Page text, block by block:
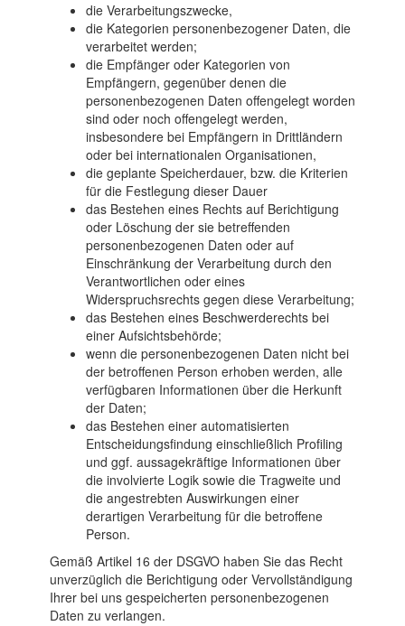
die Verarbeitungszwecke,
die Kategorien personenbezogener Daten, die
verarbeitet werden;
die Empfänger oder Kategorien von
Empfängern, gegenüber denen die
personenbezogenen Daten offengelegt worden
sind oder noch offengelegt werden,
insbesondere bei Empfängern in Drittländern
oder bei internationalen Organisationen,
die geplante Speicherdauer, bzw. die Kriterien
für die Festlegung dieser Dauer
das Bestehen eines Rechts auf Berichtigung
oder Löschung der sie betreffenden
personenbezogenen Daten oder auf
Einschränkung der Verarbeitung durch den
Verantwortlichen oder eines
Widerspruchsrechts gegen diese Verarbeitung;
das Bestehen eines Beschwerderechts bei
einer Aufsichtsbehörde;
wenn die personenbezogenen Daten nicht bei
der betroffenen Person erhoben werden, alle
verfügbaren Informationen über die Herkunft
der Daten;
das Bestehen einer automatisierten
Entscheidungsfindung einschließlich Profiling
und ggf. aussagekräftige Informationen über
die involvierte Logik sowie die Tragweite und
die angestrebten Auswirkungen einer
derartigen Verarbeitung für die betroffene
Person.
Gemäß Artikel 16 der DSGVO haben Sie das Recht
unverzüglich die Berichtigung oder Vervollständigung
Ihrer bei uns gespeicherten personenbezogenen
Daten zu verlangen.